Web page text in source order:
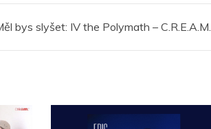
bys slyšet: IV the Polymath – C.R.E.A.M.